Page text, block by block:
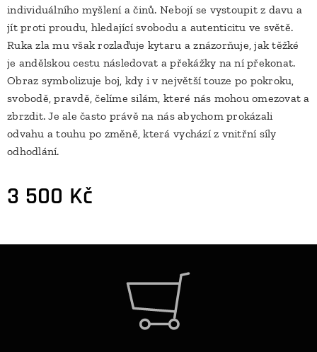
individuálního myšlení a činů. Nebojí se vystoupit z davu a
jít proti proudu, hledající svobodu a autenticitu ve světě.
Ruka zla mu však rozlaďuje kytaru a znázorňuje, jak těžké
je andělskou cestu následovat a překážky na ní překonat.
Obraz symbolizuje boj, kdy i v největší touze po pokroku,
svobodě, pravdě, čelíme silám, které nás mohou omezovat a
zbrzdit. Je ale často právě na nás abychom prokázali
odvahu a touhu po změně, která vychází z vnitřní síly
odhodlání.
3 500 Kč